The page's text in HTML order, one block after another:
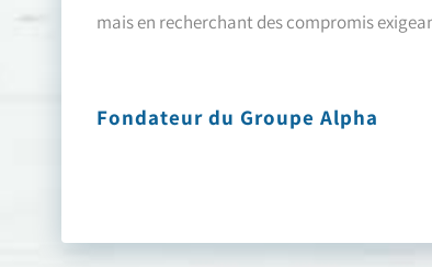
mais en recherchant des compromis
Fondateur du Groupe Alpha